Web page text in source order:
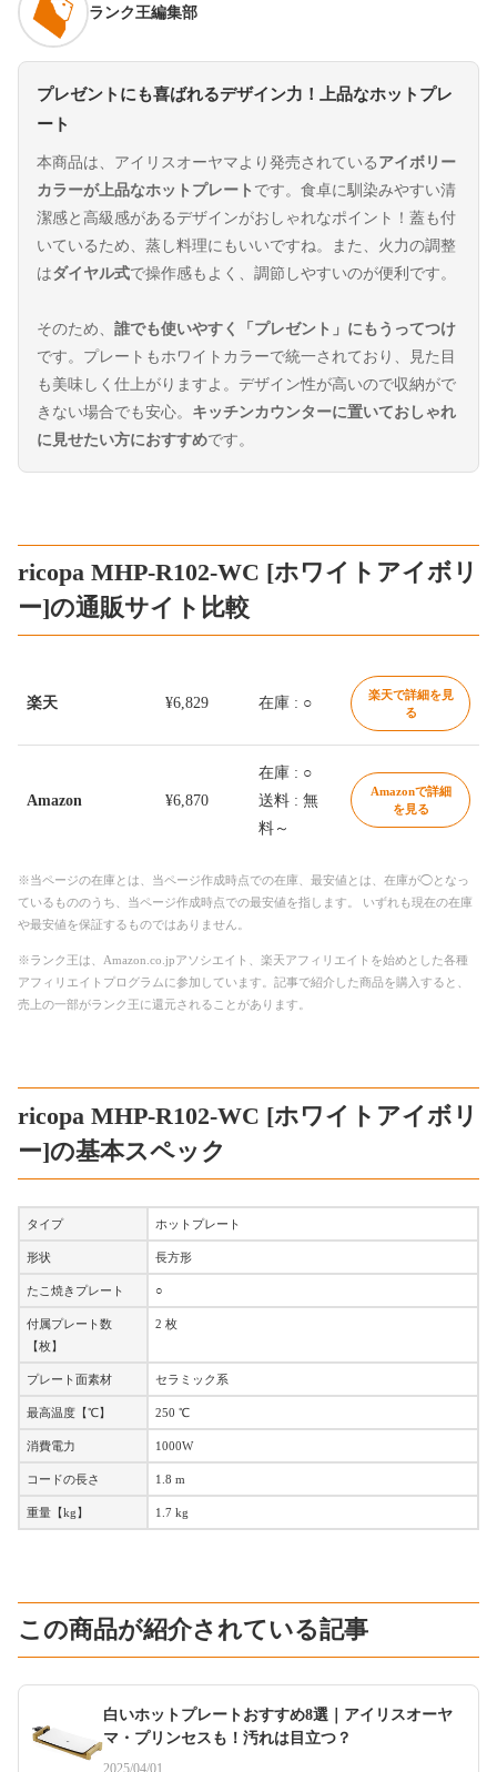
ランク王編集部
プレゼントにも喜ばれるデザイン力！上品なホットプレ
ート
本商品は、アイリスオーヤマより発売されている アイボリー
カラーが上品なホットプレート です。食卓に馴染みやすい清
潔感と高級感があるデザインがおしゃれなポイント！蓋も付
いているため、蒸し料理にもいいですね。また、火力の調整
はダイヤル式で操作感もよく、調節しやすいのが便利です。
そのため、 誰でも使いやすく「プレゼント」にもうってつけ
です。プレートもホワイトカラーで統一されており、見た目
も美味しく仕上がりますよ。デザイン性が高いので収納がで
きない場合でも安心。 キッチンカウンターに置いておしゃれ
に見せたい方におすすめです。
ricopa MHP-R102-WC [ホワイトアイボリ
ー]の通販サイト比較
楽天 ¥6,829 在庫 : ○
楽天で詳細を見
る
Amazon ¥6,870
在庫 : ○
送料 : 無
料～
Amazonで詳細
を見る
※当ページの在庫とは、当ページ作成時点での在庫、最安値とは、在庫が◯となっ
ているもののうち、当ページ作成時点での最安値を指します。 いずれも現在の在庫
や最安値を保証するものではありません。
※ランク王は、Amazon.co.jpアソシエイト、楽天アフィリエイトを始めとした各種
アフィリエイトプログラムに参加しています。記事で紹介した商品を購入すると、
売上の一部がランク王に還元されることがあります。
ricopa MHP-R102-WC [ホワイトアイボリ
ー]の基本スペック
タイプ ホットプレート
形状 長方形
たこ焼きプレート ○
付属プレート数
【枚】
2 枚
プレート面素材 セラミック系
最高温度【℃】 250 ℃
消費電力 1000W
コードの長さ 1.8 m
重量【kg】 1.7 kg
この商品が紹介されている記事
白いホットプレートおすすめ8選｜アイリスオーヤ
マ・プリンセスも！汚れは目立つ？
2025/04/01